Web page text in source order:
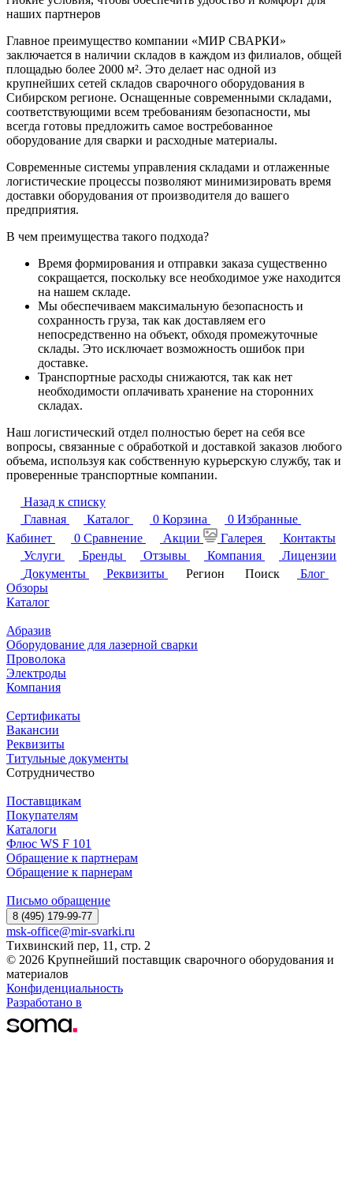
наших партнеров
Главное преимущество компании «МИР СВАРКИ»
заключается в наличии складов в каждом из филиалов, общей
площадью более 2000 м². Это делает нас одной из
крупнейших сетей складов сварочного оборудования в
Сибирском регионе. Оснащенные современными складами,
соответствующими всем требованиям безопасности, мы
всегда готовы предложить самое востребованное
оборудование для сварки и расходные материалы.
Современные системы управления складами и отлаженные
логистические процессы позволяют минимизировать время
доставки оборудования от производителя до вашего
предприятия.
В чем преимущества такого подхода?
Время формирования и отправки заказа существенно
сокращается, поскольку все необходимое уже находится
на нашем складе.
Мы обеспечиваем максимальную безопасность и
сохранность груза, так как доставляем его
непосредственно на объект, обходя промежуточные
склады. Это исключает возможность ошибок при
доставке.
Транспортные расходы снижаются, так как нет
необходимости оплачивать хранение на сторонних
складах.
Наш логистический отдел полностью берет на себя все
вопросы, связанные с обработкой и доставкой заказов любого
объема, используя как собственную курьерскую службу, так и
проверенные транспортные компании.
Назад к списку
Главная
Каталог 0 Корзина 0 Избранные
Кабинет
0 Сравнение Акции Галерея
Контакты
Услуги
Бренды Отзывы Компания
Лицензии
Документы
Реквизиты Регион Поиск
Блог
Обзоры
Каталог
Абразив
Оборудование для лазерной сварки
Проволока
Электроды
Компания
Сертификаты
Вакансии
Реквизиты
Титульные документы
Сотрудничество
Поставщикам
Покупателям
Каталоги
Флюс WS F 101
Обращение к партнерам
Обращение к парнерам
Письмо обращение
8 (495) 179-99-77
msk-office@mir-svarki.ru
Тихвинский пер, 11, стр. 2
© 2026 Крупнейший поставщик сварочного оборудования и
материалов
Конфиденциальность
Разработано в